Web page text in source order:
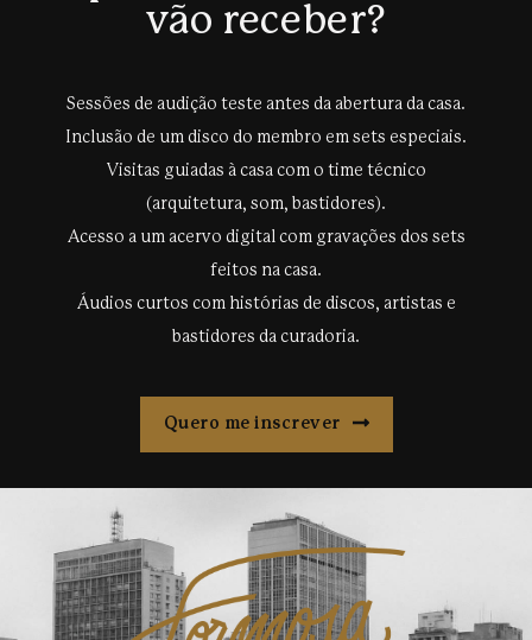
vão receber?
Sessões de audição teste antes da abertura da casa.
Inclusão de um disco do membro em sets especiais.
Visitas guiadas à casa com o time técnico
(arquitetura, som, bastidores).
Acesso a um acervo digital com gravações dos sets
feitos na casa.
Áudios curtos com histórias de discos, artistas e
bastidores da curadoria.
Quero me inscrever